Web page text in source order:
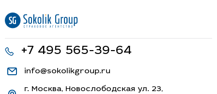
+7 495 565-39-64
info@sokolikgroup.ru
г. Москва, Новослободская ул. 23,